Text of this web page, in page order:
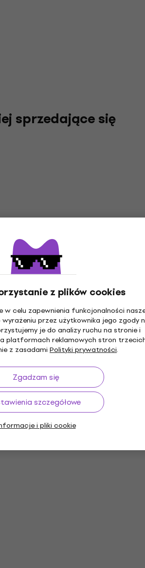
z plików cookies
w celu zapewnienia funkcjonalności
przez użytkownika jego zgody
je do analizy ruchu na stronie i
platformach reklamowych stron
z zasadami Polityki prywatności.
Zgadzam się
szczegółowe
i pliki cookie
sprzedające się